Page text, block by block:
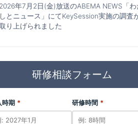
2026年7月2日(金)放送のABEMA NEWS「わ
しとニュース」にてKeySession実施の調査
り上げられました
研修相談フォーム
時期 * 研修時間 *